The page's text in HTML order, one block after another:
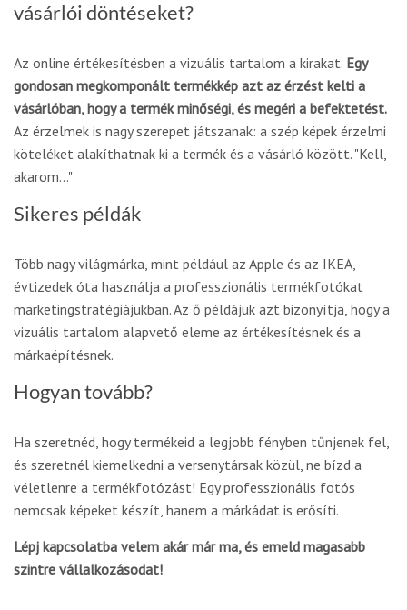
vásárlói döntéseket?
Az online értékesítésben a vizuális tartalom a kirakat. Egy
gondosan megkomponált termékkép azt az érzést kelti a
vásárlóban, hogy a termék minőségi, és megéri a befektetést.
Az érzelmek is nagy szerepet játszanak: a szép képek érzelmi
köteléket alakíthatnak ki a termék és a vásárló között. "Kell,
akarom..."
Sikeres példák
Több nagy világmárka, mint például az Apple és az IKEA,
évtizedek óta használja a professzionális termékfotókat
marketingstratégiájukban. Az ő példájuk azt bizonyítja, hogy a
vizuális tartalom alapvető eleme az értékesítésnek és a
márkaépítésnek.
Hogyan tovább?
Ha szeretnéd, hogy termékeid a legjobb fényben tűnjenek fel,
és szeretnél kiemelkedni a versenytársak közül, ne bízd a
véletlenre a termékfotózást! Egy professzionális fotós
nemcsak képeket készít, hanem a márkádat is erősíti.
Lépj kapcsolatba velem akár már ma, és emeld magasabb
szintre vállalkozásodat!